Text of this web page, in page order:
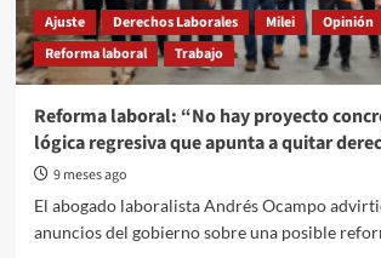
la
redistribución
y
de
derechos
Ajuste Derechos Laborales Milei
Opinión
Reforma laboral
Trabajo
Reforma laboral: “No hay proyecto
lógica regresiva que apunta a quitar
9 meses ago
El abogado laboralista Andrés Ocampo
anuncios del gobierno sobre una posible